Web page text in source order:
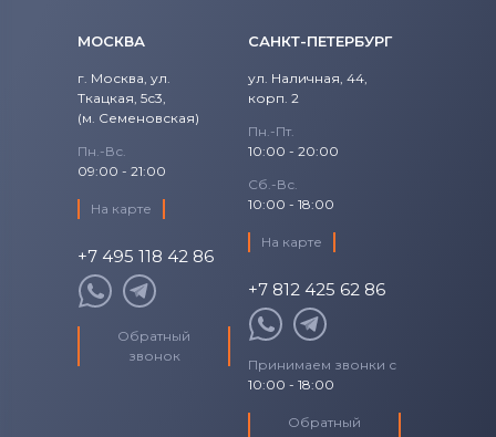
МОСКВА
г. Москва, ул.
Ткацкая, 5с3,
(м. Семеновская)
Пн.-Вс.
09:00 - 21:00
На карте
+7 495 118 42 86
Обратный
звонок
САНКТ-ПЕТЕРБУРГ
ул. Наличная, 44,
корп. 2
Пн.-Пт.
10:00 - 20:00
Сб.-Вс.
10:00 - 18:00
На карте
+7 812 425 62 86
Принимаем звонки с
10:00 - 18:00
Обратный